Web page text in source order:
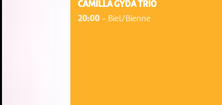
CAMILLA GYDA TRIO
20:00- Biel/Bienne